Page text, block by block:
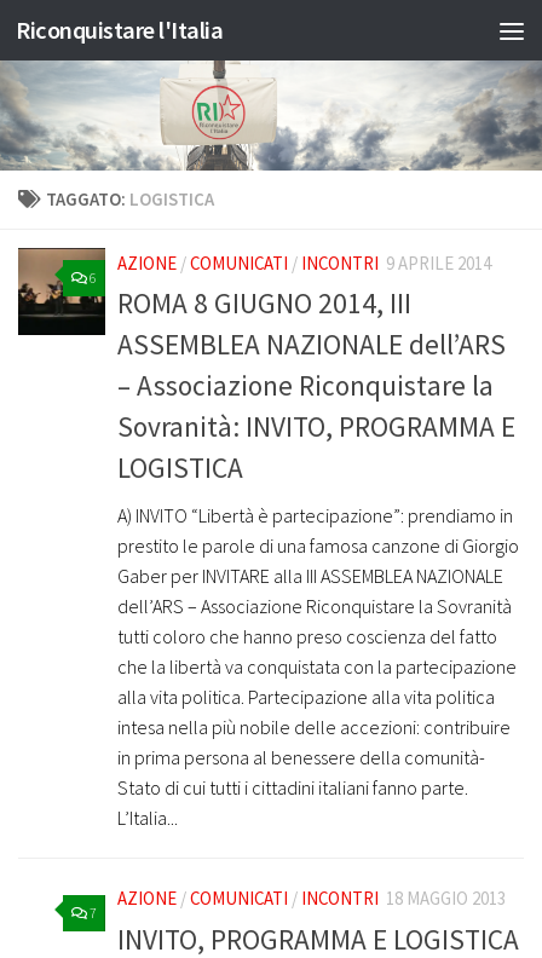
Salta al contenuto
Riconquistare l'Italia
TAGGATO: LOGISTICA
6
AZIONE /COMUNICATI / INCONTRI 9 APRILE 2014
ROMA 8 GIUGNO 2014, III
ASSEMBLEA NAZIONALE dell’ARS
– Associazione Riconquistare la
Sovranità: INVITO, PROGRAMMA E
LOGISTICA
A) INVITO “Libertà è partecipazione”: prendiamo in
prestito le parole di una famosa canzone di Giorgio
Gaber per INVITARE alla III ASSEMBLEA NAZIONALE
dell’ARS – Associazione Riconquistare la Sovranità
tutti coloro che hanno preso coscienza del fatto
che la libertà va conquistata con la partecipazione
alla vita politica. Partecipazione alla vita politica
intesa nella più nobile delle accezioni: contribuire
in prima persona al benessere della comunità-
Stato di cui tutti i cittadini italiani fanno parte.
L’Italia...
7
AZIONE /COMUNICATI / INCONTRI 18 MAGGIO 2013
INVITO, PROGRAMMA E LOGISTICA